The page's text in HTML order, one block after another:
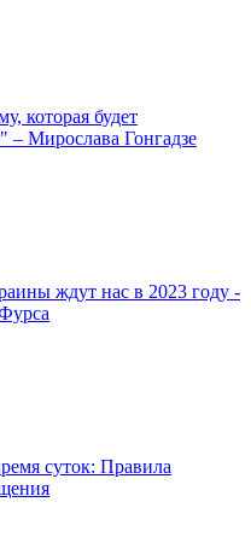
которая будет
– Мирослава Гонгадзе
ждут нас в 2023 году -
суток: Правила